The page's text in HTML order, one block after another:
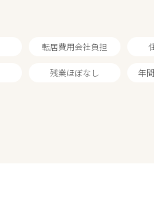
転居費用会社負担
残業ほぼなし 年